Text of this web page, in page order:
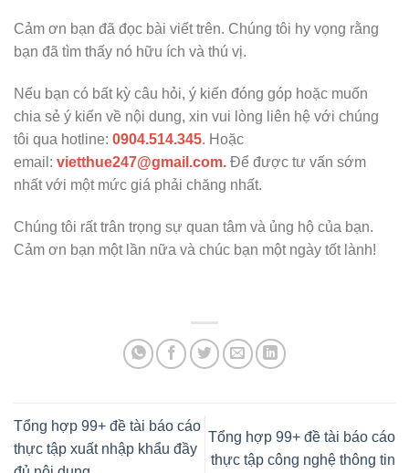
Cảm ơn bạn đã đọc bài viết trên. Chúng tôi hy vọng rằng
bạn đã tìm thấy nó hữu ích và thú vị.
Nếu bạn có bất kỳ câu hỏi, ý kiến đóng góp hoặc muốn
chia sẻ ý kiến về nội dung, xin vui lòng liên hệ với chúng
tôi qua hotline: 0904.514.345. Hoặc
email: vietthue247@gmail.com. Để được tư vấn sớm
nhất với một mức giá phải chăng nhất.
Chúng tôi rất trân trọng sự quan tâm và ủng hộ của bạn.
Cảm ơn bạn một lần nữa và chúc bạn một ngày tốt lành!
Tổng hợp 99+ đề tài báo cáo
thực tập xuất nhập khẩu đầy
Tổng hợp 99+ đề tài báo cáo
thực tập công nghệ thông tin